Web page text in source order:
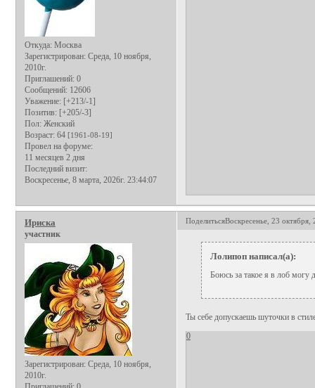
Откуда: Москва
Зарегистрирован: Среда, 10 ноября,
2010г.
Приглашений: 0
Сообщений: 12606
Уважение: [+213/-1]
Позитив: [+205/-3]
Пол: Женский
Возраст: 64 [1961-08-19]
Провел на форуме:
11 месяцев 2 дня
Последний визит:
Воскресенье, 8 марта, 2026г. 23:44:07
ПоделитьсяВоскресенье, 23 октября,
Ириска
участник
Зарегистрирован: Среда, 10 ноября,
2010г.
Лолипоп написал(а):
Боюсь за такое я в лоб могу
Ты себе допускаешь шуточки в
0